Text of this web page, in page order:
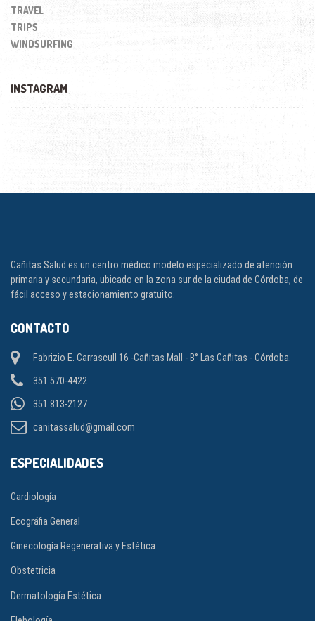
TRAVEL
TRIPS
WINDSURFING
INSTAGRAM
Cañitas Salud es un centro médico modelo especializado de atención
primaria y secundaria, ubicado en la zona sur de la ciudad de Córdoba, de
fácil acceso y estacionamiento gratuito.
CONTACTO
Fabrizio E. Carrascull 16 -Cañitas Mall - B° Las Cañitas - Córdoba.
351 570-4422
351 813-2127
canitassalud@gmail.com
ESPECIALIDADES
Cardiología
Ecográfia General
Ginecología Regenerativa y Estética
Obstetricia
Dermatología Estética